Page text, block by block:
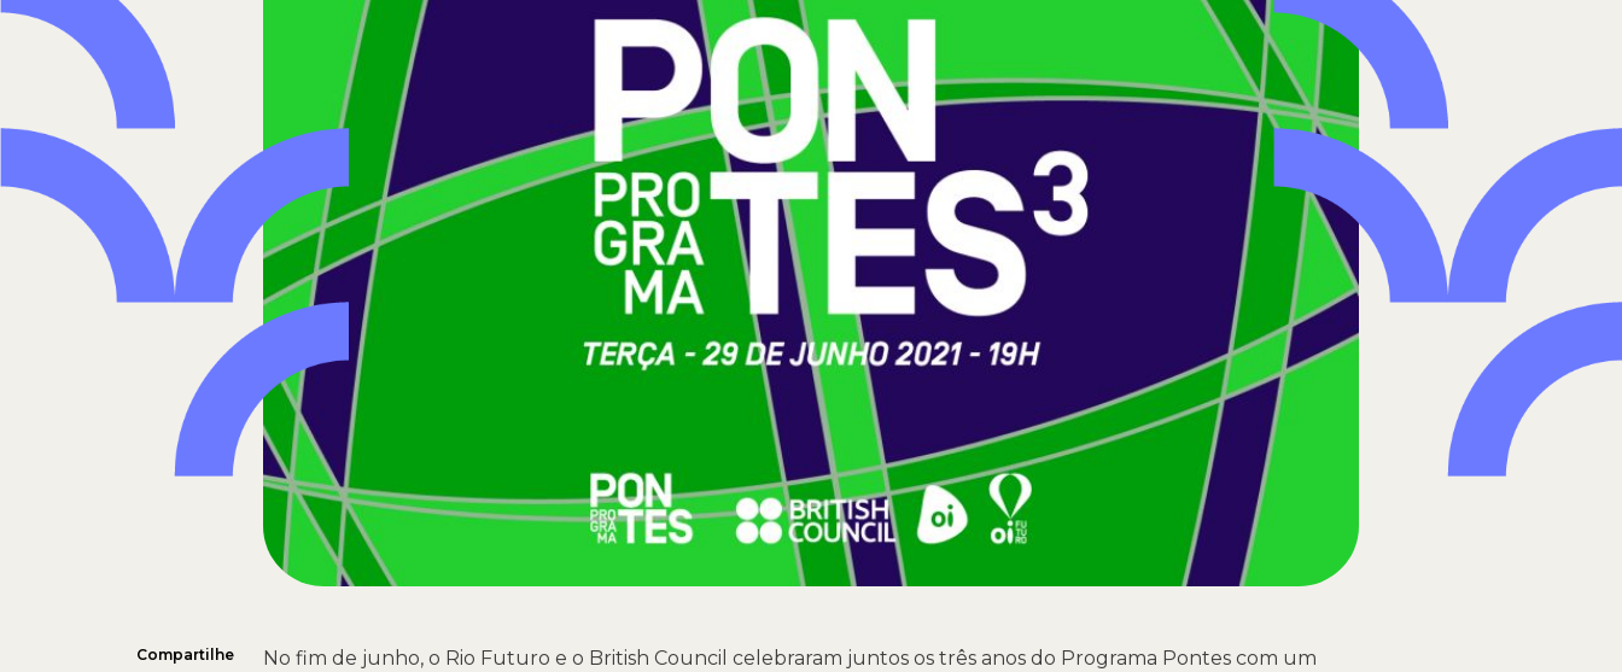
No fim de junho, o Rio Futuro e o British Council celebraram juntos os três anos do Programa Pontes com um
Compartilhe